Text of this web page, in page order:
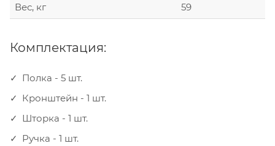
Вес, кг
59
Комплектация:
Полка - 5 шт.
Кронштейн - 1 шт.
Шторка - 1 шт.
Ручка - 1 шт.